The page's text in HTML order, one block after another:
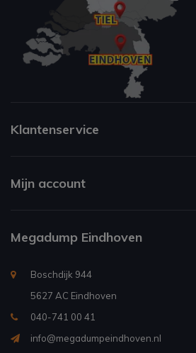
Klantenservice
Mijn account
Megadump Eindhoven
Boschdijk 944
5627 AC Eindhoven
040-741 00 41
info@megadumpeindhoven.nl